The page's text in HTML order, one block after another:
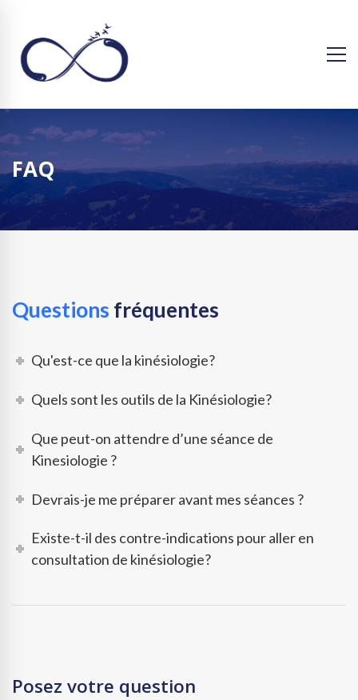
FAQ
Questions fréquentes
Qu'est-ce que la kinésiologie?
Quels sont les outils de la Kinésiologie?
Que peut-on attendre d’une séance de
Kinesiologie ?
Devrais-je me préparer avant mes séances ?
Existe-t-il des contre-indications pour aller en
consultation de kinésiologie?
Posez votre question